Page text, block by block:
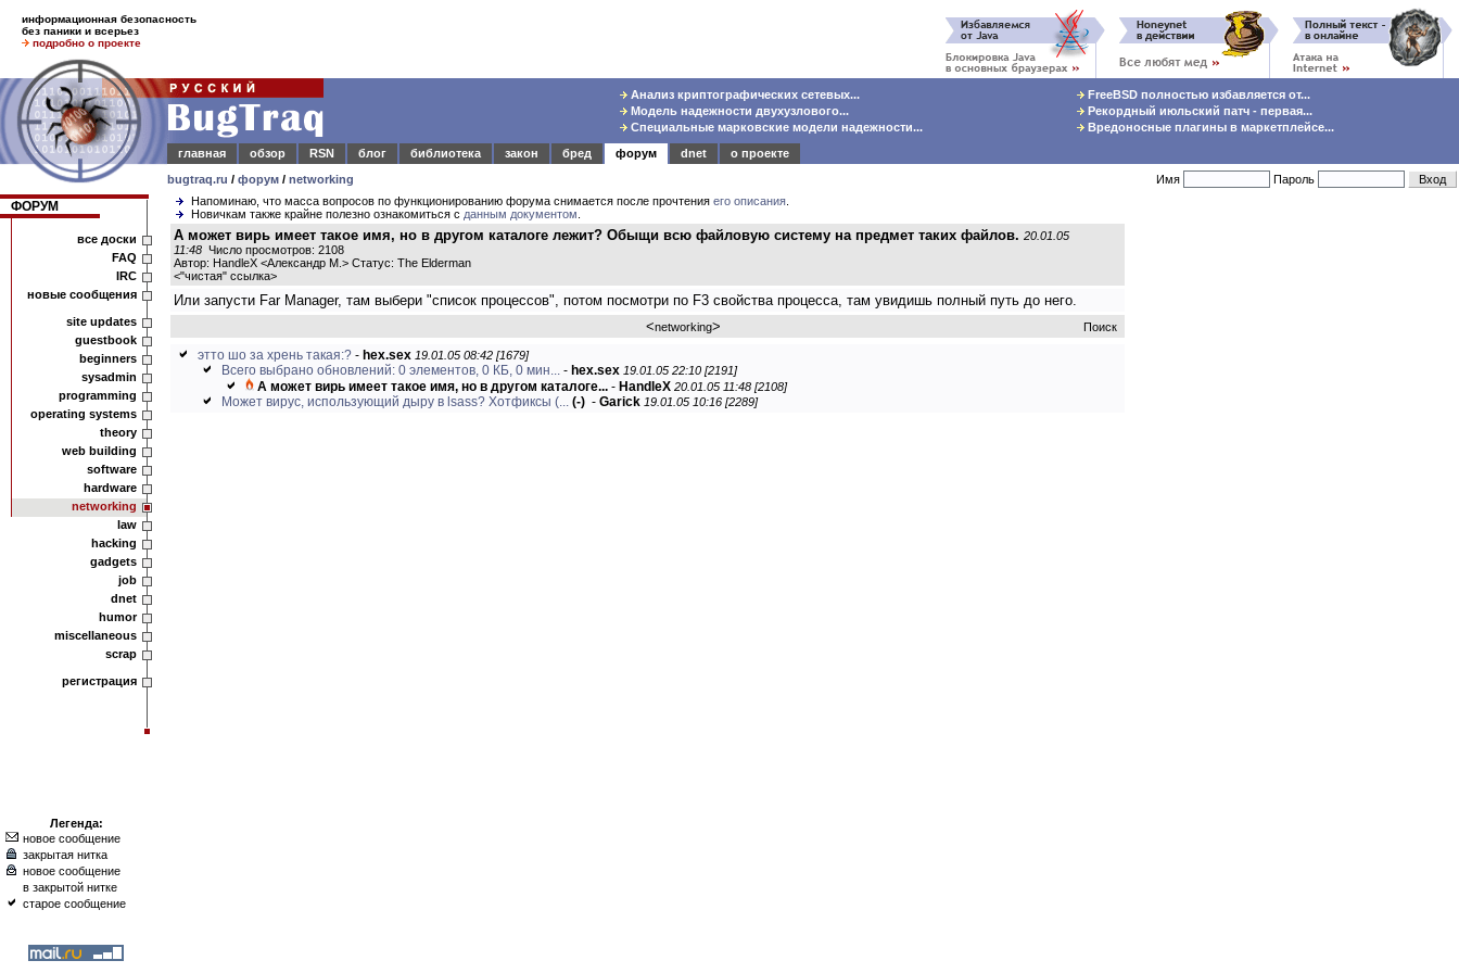
информационная безопасность
без паники и всерьез
подробно о проекте
Анализ криптографических сетевых...
Модель надежности двухузлового...
Специальные марковские модели надежности...
FreeBSD полностью избавляется от...
Рекордный июльский патч - первая...
Вредоносные плагины в маркетплейсе...
главная
обзор RSN блог библиотека закон бред форум dnet
о проекте
bugtraq.ru / форум / networking Имя Пароль
ФОРУМ
все доски
FAQ
IRC
новые сообщения
site updates
guestbook
beginners
sysadmin
programming
operating systems
theory
web building
software
hardware
networking
law
hacking
gadgets
job
dnet
humor
miscellaneous
scrap
регистрация
Легенда:
новое сообщение
закрытая нитка
новое сообщение
в закрытой нитке
старое сообщение
Напоминаю, что масса вопросов по функционированию форума снимается после прочтения его описания
Новичкам также крайне полезно ознакомиться с данным документом
А может вирь имеет такое имя, но в другом каталоге лежит? Обыщи всю файловую систему на предмет таких файлов. 20.01.05
11:48 Число просмотров: 2108
Автор: HandleX <Александр М.> Статус: The Elderman
<"чистая" ссылка>
Или запусти Far Manager, там выбери "список процессов", потом посмотри по F3 свойства процесса, там увидишь полный путь до него.
<networking> Поиск
этто шо за хрень такая:? - hex.sex 19.01.05 08:42 [1679]
Всего выбрано обновлений: 0 элементов, 0 КБ, 0 мин... - hex.sex 19.01.05 22:10 [2191]
А может вирь имеет такое имя, но в другом каталоге... - HandleX 20.01.05 11:48 [2108]
Может вирус, использующий дыру в lsass? Хотфиксы (... (-) - Garick 19.01.05 10:16 [2289]